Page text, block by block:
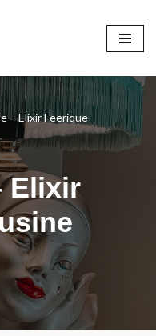
– Elixir Feerique
Elixir